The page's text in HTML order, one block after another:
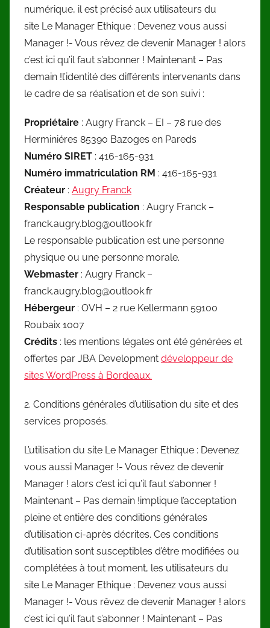
numérique, il est précisé aux utilisateurs du
site Le Manager Ethique : Devenez vous aussi
Manager !- Vous rêvez de devenir Manager ! alors
c’est ici qu’il faut s’abonner ! Maintenant – Pas
demain !l’identité des différents intervenants dans
le cadre de sa réalisation et de son suivi :
Propriétaire : Augry Franck – EI – 78 rue des
Herminiéres 85390 Bazoges en Pareds
Numéro SIRET : 416-165-931
Numéro immatriculation RM : 416-165-931
Créateur : Augry Franck
Responsable publication : Augry Franck –
franck.augry.blog@outlook.fr
Le responsable publication est une personne
physique ou une personne morale.
Webmaster : Augry Franck –
franck.augry.blog@outlook.fr
Hébergeur : OVH – 2 rue Kellermann 59100
Roubaix 1007
Crédits : les mentions légales ont été générées et
offertes par JBA Development développeur de
sites WordPress à Bordeaux.
2. Conditions générales d’utilisation du site et des
services proposés.
L’utilisation du site Le Manager Ethique : Devenez
vous aussi Manager !- Vous rêvez de devenir
Manager ! alors c’est ici qu’il faut s’abonner !
Maintenant – Pas demain !implique l’acceptation
pleine et entière des conditions générales
d’utilisation ci-après décrites. Ces conditions
d’utilisation sont susceptibles d’être modifiées ou
complétées à tout moment, les utilisateurs du
site Le Manager Ethique : Devenez vous aussi
Manager !- Vous rêvez de devenir Manager ! alors
c’est ici qu’il faut s’abonner ! Maintenant – Pas